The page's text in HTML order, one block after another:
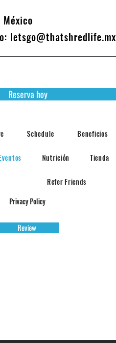
México
letsgo@thatshredlife.mx
Reserva hoy
Schedule Beneficios
Nutrición Tienda
Refer Friends
Privacy Policy
Review